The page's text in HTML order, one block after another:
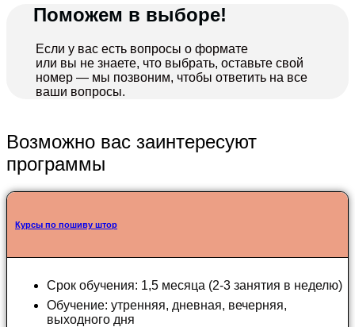
Поможем в выборе!
Если у вас есть вопросы о формате
или вы не знаете, что выбрать, оставьте свой
номер — мы позвоним, чтобы ответить на все
ваши вопросы.
Возможно вас заинтересуют
программы
Курсы по пошиву штор
Срок обучения: 1,5 месяца (2-3 занятия в неделю)
Обучение: утренняя, дневная, вечерняя,
выходного дня